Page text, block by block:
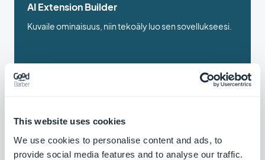
This website uses cookies
We use cookies to personalise content and ads, to
provide social media features and to analyse our traffic.
AI Assistant
Yksinkertaista sisällön luomista OpenAI:n
tukeman AI Assistant -avustajan avulla
AI Extension Builder
Kuvaile ominaisuus, niin tekoäly luo sen sovellukseesi.